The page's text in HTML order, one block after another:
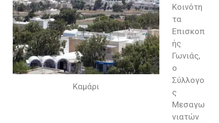
Καμάρι
Κοινότη
τα
Επισκοπ
ής
Γωνιάς,
ο
Σύλλογο
ς
Μεσαγω
νιατών